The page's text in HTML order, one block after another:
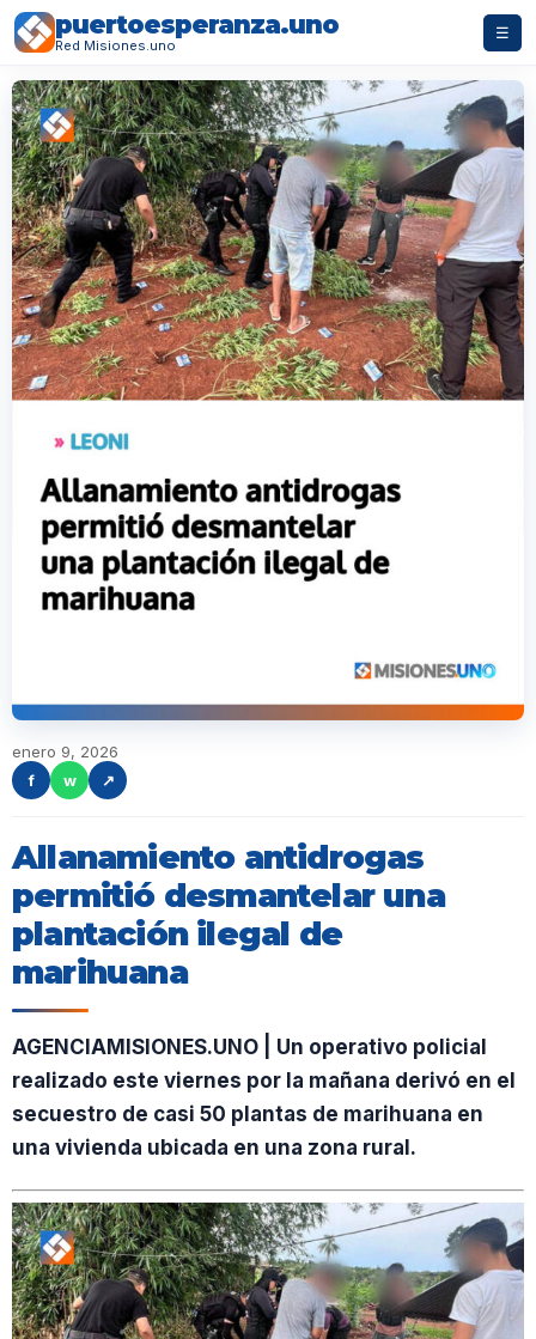
puertoesperanza.uno
Red Misiones.uno
☰
enero 9, 2026
f
w ↗
Allanamiento antidrogas
permitió desmantelar una
plantación ilegal de
marihuana
AGENCIAMISIONES.UNO | Un operativo policial
realizado este viernes por la mañana derivó en el
secuestro de casi 50 plantas de marihuana en
una vivienda ubicada en una zona rural.